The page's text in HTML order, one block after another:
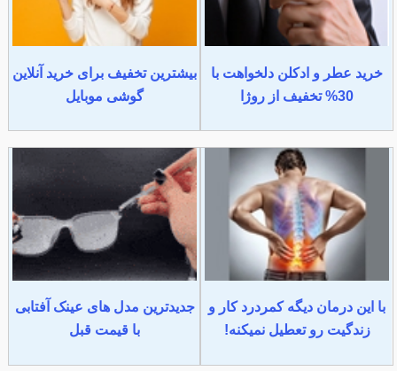
خرید عطر و ادکلن دلخواهت با
30% تخفیف از روژا
بیشترین تخفیف برای خرید آنلاین
گوشی موبایل
با این درمان دیگه کمردرد کار و
زندگیت رو تعطیل نمیکنه!
جدیدترین مدل های عینک آفتابی
با قیمت قبل